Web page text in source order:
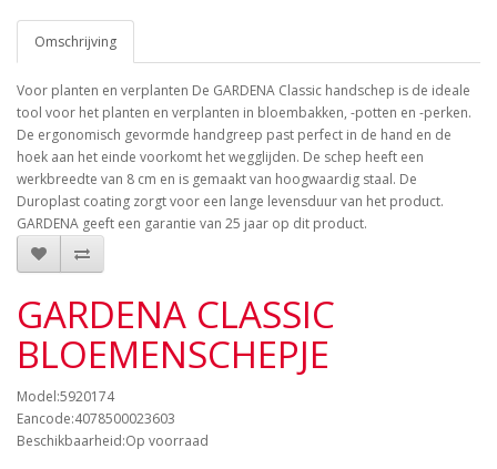
Omschrijving
Voor planten en verplanten De GARDENA Classic handschep is de ideale
tool voor het planten en verplanten in bloembakken, -potten en -perken.
De ergonomisch gevormde handgreep past perfect in de hand en de
hoek aan het einde voorkomt het wegglijden. De schep heeft een
werkbreedte van 8 cm en is gemaakt van hoogwaardig staal. De
Duroplast coating zorgt voor een lange levensduur van het product.
GARDENA geeft een garantie van 25 jaar op dit product.
GARDENA CLASSIC
BLOEMENSCHEPJE
Model:5920174
Eancode:4078500023603
Beschikbaarheid:Op voorraad